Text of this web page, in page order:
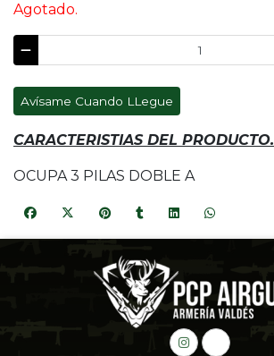
Agotado.
Avísame Cuando LLegue
CARACTERISTIAS DEL PRODUCTO.
OCUPA 3 PILAS DOBLE A